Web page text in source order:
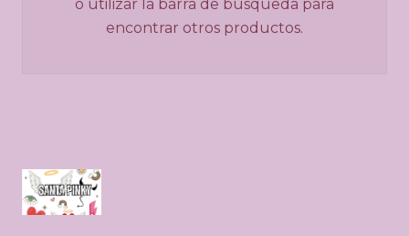
o utilizar la barra de búsqueda para
encontrar otros productos.